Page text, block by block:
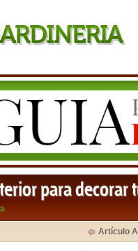
para decorar
Artículo